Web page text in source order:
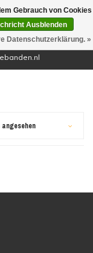
(0)
Gebrauch von Cookies
Ausblenden
Datenschutzerklärung. »